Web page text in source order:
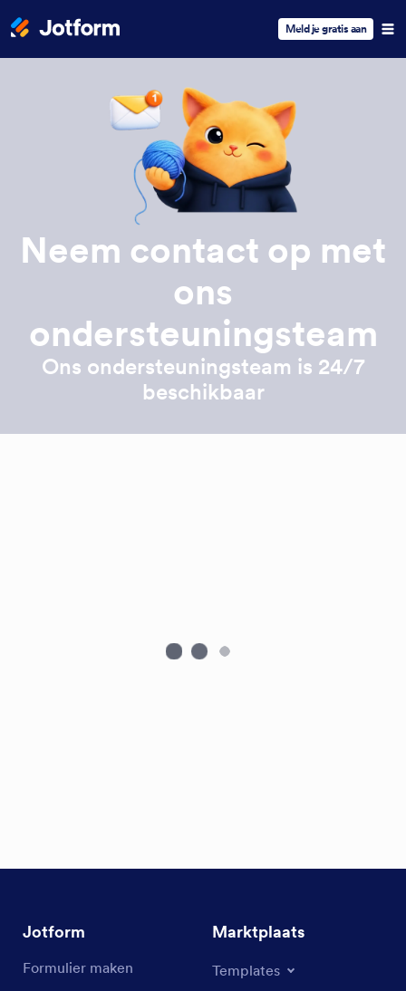
Meld je gratis aan
Neem contact op met
ons
ondersteuningsteam
Ons ondersteuningsteam is 24/7
beschikbaar
Jotform
Formulier maken
Marktplaats
Templates